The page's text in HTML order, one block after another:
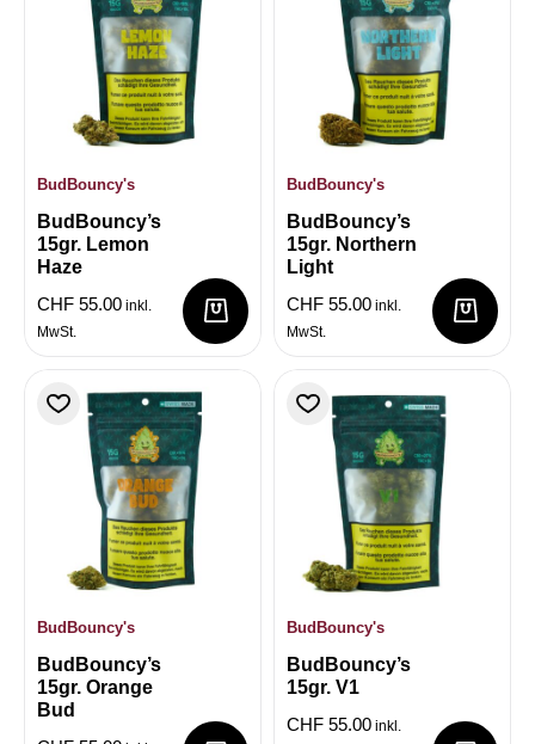
BudBouncy's
BudBouncy’s
15gr. Lemon
Haze
CHF 55.00 inkl.
MwSt.
BudBouncy's
BudBouncy’s
15gr. Northern
Light
CHF 55.00 inkl.
MwSt.
BudBouncy's
BudBouncy’s
15gr. Orange
Bud
BudBouncy's
BudBouncy’s
15gr. V1
CHF 55.00 inkl.